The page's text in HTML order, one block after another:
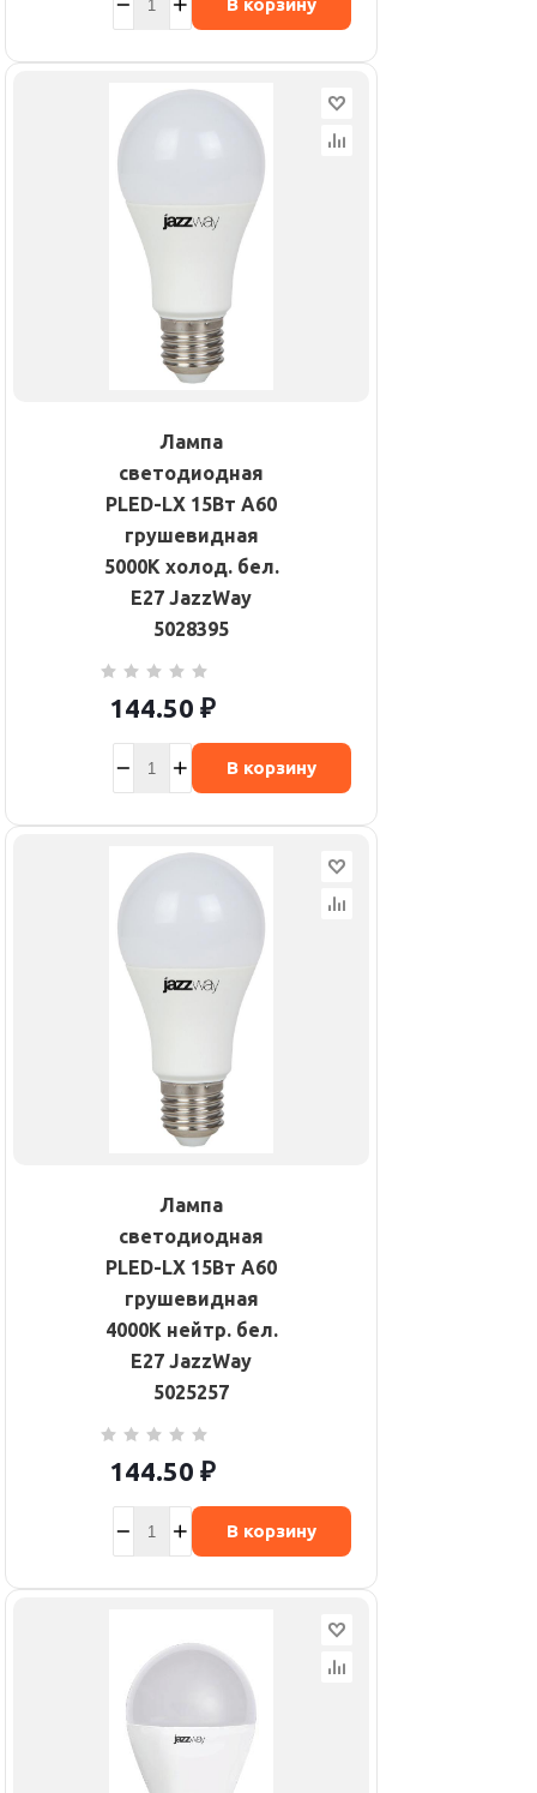
В корзину
Лампа
светодиодная
PLED-LX 15Вт A60
грушевидная
5000К холод. бел.
E27 JazzWay
5028395
144.50 ₽
В корзину
Лампа
светодиодная
PLED-LX 15Вт A60
грушевидная
4000К нейтр. бел.
E27 JazzWay
5025257
144.50 ₽
В корзину